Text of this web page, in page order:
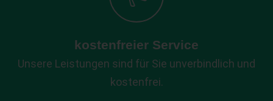
kostenfreier Service
Unsere Leistungen sind für Sie unverbindlich und
kostenfrei.